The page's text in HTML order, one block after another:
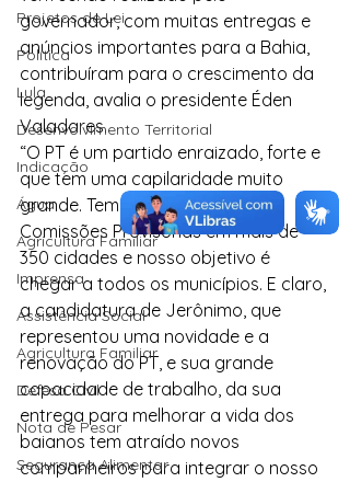
Projetos de Lei
Política
Lula
Desenvolvimento Territorial
Indicação
Água
Agricultura Familiar
Imprensa
Assistência Social
Agricultura Familiar
Defesa Civil
Nota de Pesar
Segurança Alimentar
governador, com muitas entregas e
anúncios importantes para a Bahia,
contribuíram para o crescimento da
legenda, avalia o presidente Éden
Valadares.
“O PT é um partido enraizado, forte e
que tem uma capilaridade muito
grande. Temos Diretórios e
Comissões Provisórias em mais de
350 cidades e nosso objetivo é
chegar a todos os municípios. E claro,
a candidatura de Jerônimo, que
representou uma novidade e a
renovação do PT, e sua grande
capacidade de trabalho, da sua
entrega para melhorar a vida dos
baianos tem atraído novos
companheiros para integrar o nosso